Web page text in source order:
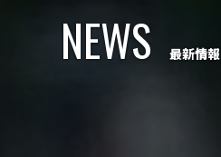
NEWS 最新情報